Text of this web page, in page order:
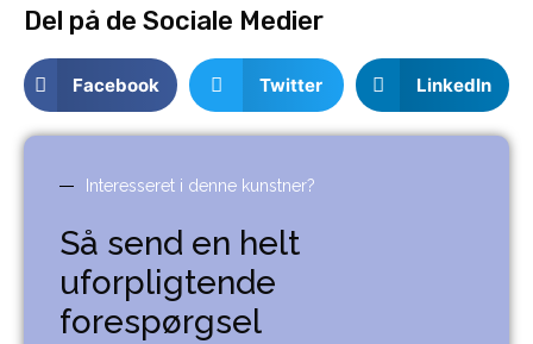
Del på de Sociale Medier
Facebook Twitter LinkedIn
Interesseret i denne kunstner?
Så send en helt
uforpligtende
forespørgsel